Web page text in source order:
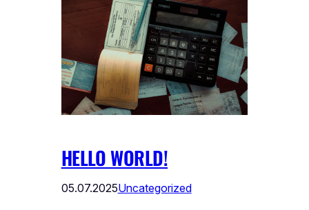
HELLO WORLD!
05.07.2025Uncategorized